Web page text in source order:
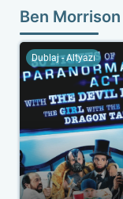
Ben
Dublaj - Altyazı